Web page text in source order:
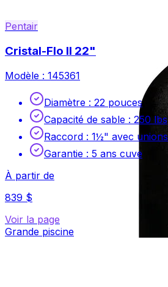
Pentair
Cristal-Flo II 22"
Modèle : 145361
Diamètre : 22 pouces
Capacité de sable : 250 lbs
Raccord : 1½" avec unions
Garantie : 5 ans cuve
À partir de
839 $
Voir la page
Grande piscine